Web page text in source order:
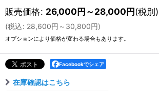
販売価格: 26,000円～28,000円(税別)
(税込: 28,600円 ～30,800円)
オプションにより価格が変わる場合もあります。
Facebookでシェア
在庫確認はこちら